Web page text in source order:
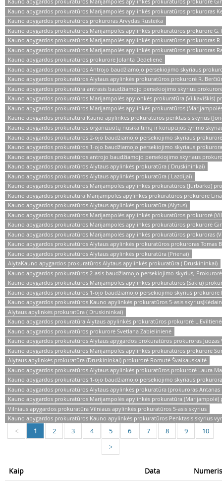
Kauno apygardos prokuratūros Marijampolės apylinkės prokuratūros prokuroras
Kauno apygardos prokuratūros prokuroras Arvydas Rusteika
Kauno apygardos prokuratūros Marijampolės apylinkės prokuratūros prokurorė G.
Kauno apygardos prokuratūros Marijampolės apylinkės prokuratūros prokuroras
Kauno apygardos prokuratūros Marijampolės apylinkės prokuratūros prokuroras
Kauno apygardos prokuratūros prokurorė Jolanta Dedelienė
Kauno apygardos prokuratūros Antrojo baudžiamojo persekiojimo skyriaus
Kauno apygardos prokuratūros Alytaus apylinkės prokuratūros prokurorė R.
Kauno apygardos prokuratūra antrasis baudžiamojo persekiojimo skyrius
Kauno apygardos prokuratūros Marijampolės apylonkės prokuratūra (Vilkaviškis)
Kauno apygardos prokuratūros Marijampolės apylinkės prokuratūros
Kauno apygardos prokuratūra Kauno apylinkės prokuratūros penktasis skyrius
Kauno apygardos prokuratūros organizuotų nusikaltimų ir korupcijos tyrimo
Kauno apygardos prokuratūros 2-ojo baudžiamojo persekiojimo skyriaus
Kauno apygardos prokuratūros 1-ojo baudžiamojo persekiojimo skyriaus
Kauno apygardos prokuratūros antrojo baudžiamojo persekiojimo skyriaus
Kauno apygardos prokuratūros Alytaus apylinkės prokuratūra ( Druskininkai)
Kauno apygardos prokuratūros Alytaus apylinkės prokuratūra ( Lazdijai)
Kauno apygardos prokuratūros Marijampolės apylinkės prokuratūros (Jurbarko)
Kauno apygardos prokuratūra Marijampolės apylinkės prokuratūros prokurorė
Kauno apygardos prokuratūros Alytaus apylinkės prokuratūra (Alytus)
Kauno apygardos prokuratūros Marijampolės apylinkės prokuratūros prokurorė
Kauno apygardos prokuratūros Marijampolės apylinkės prokuratūros prokurorė
Kauno apygardos prokuratūros Marijampolės apylinkės prokuratūros prokuroras
Kauno apygardos prokuratūros Alytaus apylinkės prokuratūros prokuroras Tomas
Kauno apygardos prokuratūros Alytaus apylinkės prokuratūra (Prienai)
AlytaKauno apygardos prokuratūros Alytaus apylinkės prokuratūra ( Druskininkai)
Kauno apygardos prokuratūros 2-asis baudžiamojo persekiojimo skyrius,
Kauno apygardos prokuratūros Marijampolės apylinkės prokuratūros (Šakių)
Kauno apygardos prokuratūros 1-ojo baudžiamojo persekiojimo skyrius prokurorė
Kauno apygardos prokuratūros Kauno apylinkės prokuratūros 5-asis
Alytaus apylinkės prokuratūra ( Druskininkai)
Kauno apygardos prokuratūra Alytaus apylinkės prokuratūros prokurorė
Kauno apygardos prokuratūros prokurorė Svetlana Zabielinienė
Kauno apygardos prokuratūros Alytaus apygardos prokuratūros prokuroras Juozas
Kauno apygardos prokuratūros Marijampolės apylinkės prokuratūros prokurorė
Alytaus apylinkės prokuratūra (Druskininkai) prokurorė Romutė Švaikauskaitė
Kauno apygardos prokuratūros Alytaus apylinkės prokuratūros prokurorė Laura
Kauno apygardos prokuratūros 1-ojo baudžiamojo persekiojimo skyriaus
Kauno apygardos prokuratūros Alytaus apylinkės prokuratūra (prokuroras Antanas
Kauno apygardos prokuratūros Marijampolės apylinkės prokuratūra (Marijampolė)
Vilniaus apygardos prokuratūra Vilniaus apylinkės prokuratūros 5-asis skyrius
Kauno apygardos prokuratūros Kauno apylinkės prokuratūros Penktasis skyrius
< 1 2 3 4 5 6 7 8 9 10
>
Kaip Data Numeris